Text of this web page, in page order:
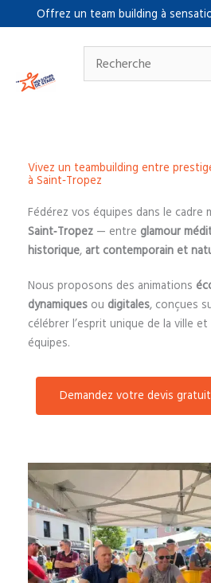
Offrez un team building à
au
Vivez un teambuilding entre
à Saint‑Tropez
Fédérez vos équipes dans le cadre
Saint‑Tropez — entre glamour
historique, art contemporain et
Nous proposons des animations
dynamiques ou digitales, conçues
célébrer l’esprit unique de la ville
équipes.
Demandez votre devis